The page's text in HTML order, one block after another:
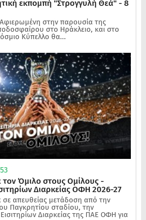
εκπομπή "Στρογγυλή Θεά" - 8
στην παρουσία της
στο Ηράκλειο, και στο
Κύπελλο θα...
Όμιλο στους Ομίλους -
Διαρκείας ΟΦΗ 2026-27
απευθείας μετάδοση από την
Παγκρητίου σταδίου, την
Διαρκείας της ΠΑΕ ΟΦΗ για